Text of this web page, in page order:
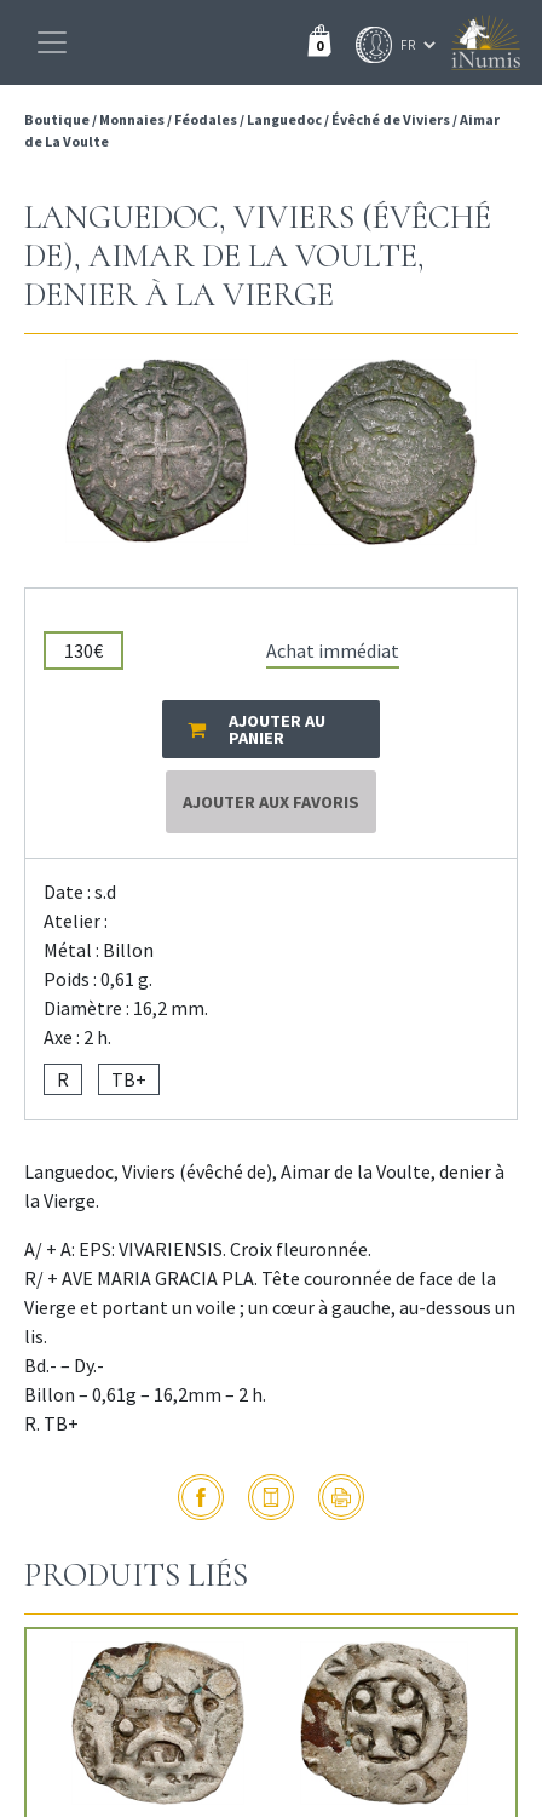
0
Boutique/ Monnaies/ Féodales/ Languedoc/ Évêché de Viviers/Aimar
de La Voulte
LANGUEDOC, VIVIERS (ÉVÊCHÉ
DE), AIMAR DE LA VOULTE,
DENIER À LA VIERGE
130€ Achat immédiat
AJOUTER AU
PANIER
AJOUTER AUX FAVORIS
Date : s.d
Atelier :
Métal : Billon
Poids : 0,61 g.
Diamètre : 16,2 mm.
Axe : 2 h.
R
TB+
Languedoc, Viviers (évêché de), Aimar de la Voulte, denier à
la Vierge.
A/ + A: EPS: VIVARIENSIS. Croix fleuronnée.
R/ + AVE MARIA GRACIA PLA. Tête couronnée de face de la
Vierge et portant un voile ; un cœur à gauche, au-dessous un
lis.
Bd.- – Dy.-
Billon – 0,61g – 16,2mm – 2 h.
R. TB+
PRODUITS LIÉS